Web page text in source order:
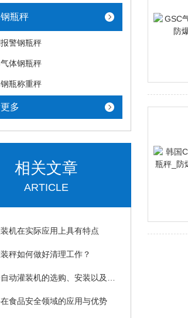
瓶秤
警钢瓶秤
体钢瓶秤
瓶称重秤
多
相关文章
ARTICLE
机在实际应用上具有特点
秤如何做好清理工作？
食品安全领域的应用与优势